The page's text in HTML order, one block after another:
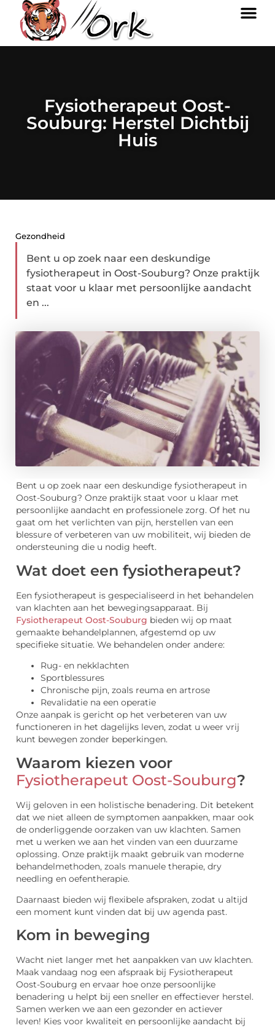
Fysiotherapeut Oost-
Souburg: Herstel Dichtbij
Huis
Gezondheid
Bent u op zoek naar een deskundige
fysiotherapeut in Oost-Souburg? Onze praktijk
staat voor u klaar met persoonlijke aandacht
en ...
Bent u op zoek naar een deskundige fysiotherapeut in
Oost-Souburg? Onze praktijk staat voor u klaar met
persoonlijke aandacht en professionele zorg. Of het nu
gaat om het verlichten van pijn, herstellen van een
blessure of verbeteren van uw mobiliteit, wij bieden de
ondersteuning die u nodig heeft.
Wat doet een fysiotherapeut?
Een fysiotherapeut is gespecialiseerd in het behandelen
van klachten aan het bewegingsapparaat. Bij
Fysiotherapeut Oost-Souburg bieden wij op maat
gemaakte behandelplannen, afgestemd op uw
specifieke situatie. We behandelen onder andere:
Rug- en nekklachten
Sportblessures
Chronische pijn, zoals reuma en artrose
Revalidatie na een operatie
Onze aanpak is gericht op het verbeteren van uw
functioneren in het dagelijks leven, zodat u weer vrij
kunt bewegen zonder beperkingen.
Waarom kiezen voor
Fysiotherapeut Oost-Souburg?
Wij geloven in een holistische benadering. Dit betekent
dat we niet alleen de symptomen aanpakken, maar ook
de onderliggende oorzaken van uw klachten. Samen
met u werken we aan het vinden van een duurzame
oplossing. Onze praktijk maakt gebruik van moderne
behandelmethoden, zoals manuele therapie, dry
needling en oefentherapie.
Daarnaast bieden wij flexibele afspraken, zodat u altijd
een moment kunt vinden dat bij uw agenda past.
Kom in beweging
Wacht niet langer met het aanpakken van uw klachten.
Maak vandaag nog een afspraak bij Fysiotherapeut
Oost-Souburg en ervaar hoe onze persoonlijke
benadering u helpt bij een sneller en effectiever herstel.
Samen werken we aan een gezonder en actiever
leven! Kies voor kwaliteit en persoonlijke aandacht bij